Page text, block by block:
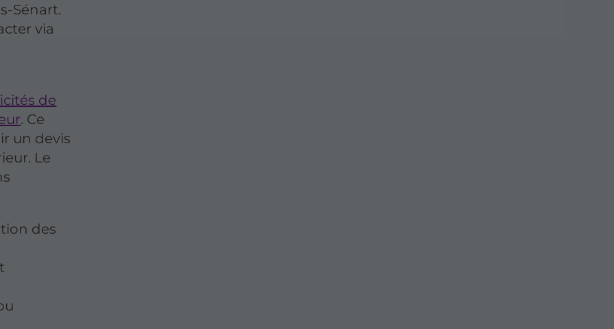
Sénart.
via
de
. Ce
un devis
Le
des